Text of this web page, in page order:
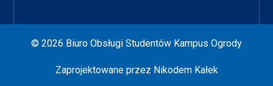
© 2026 Biuro Obsługi Studentów Kampus Ogrody
Zaprojektowane przez Nikodem Kałek